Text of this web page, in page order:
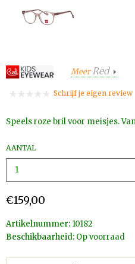
Meer Red
Schrijf je eigen review
Speels roze bril voor meisjes.
AANTAL
€159,00
Artikelnummer: 10182
Beschikbaarheid: Op voorraad